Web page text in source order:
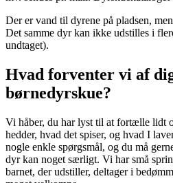
Der er vand til dyrene på pladsen,
Det samme dyr kan ikke udstilles i
undtaget).
Hvad forventer vi af
børnedyrskue?
Vi håber, du har lyst til at fortælle lidt
hedder, hvad det spiser, og hvad I
nogle enkle spørgsmål, og du må
dyr kan noget særligt. Vi har små
barnet, der udstiller, deltager i